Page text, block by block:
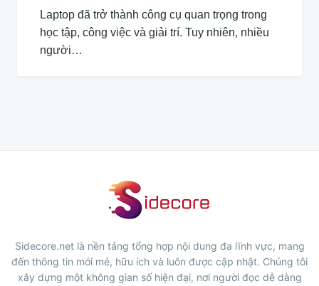
Laptop đã trở thành công cụ quan trọng trong
học tập, công việc và giải trí. Tuy nhiên, nhiều
người…
Sidecore.net là nền tảng tổng hợp nội dung đa lĩnh vực, mang
đến thông tin mới mẻ, hữu ích và luôn được cập nhật. Chúng tôi
xây dựng một không gian số hiện đại, nơi người đọc dễ dàng